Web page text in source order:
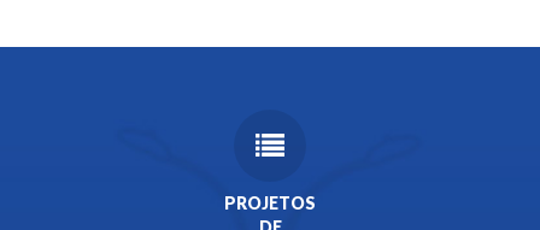
PROJETOS